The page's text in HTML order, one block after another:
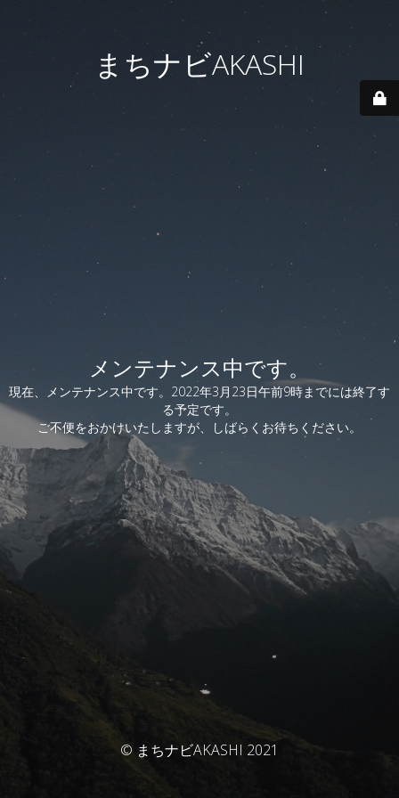
まちナビAKASHI
メンテナンス中です。
現在、メンテナンス中です。2022年3月23日午前9時までには終了す
る予定です。
ご不便をおかけいたしますが、しばらくお待ちください。
© まちナビAKASHI 2021